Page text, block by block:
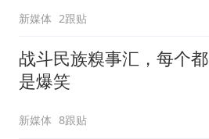
新媒体 2跟贴
战斗民族糗事汇，每个都
是爆笑
新媒体 8跟贴